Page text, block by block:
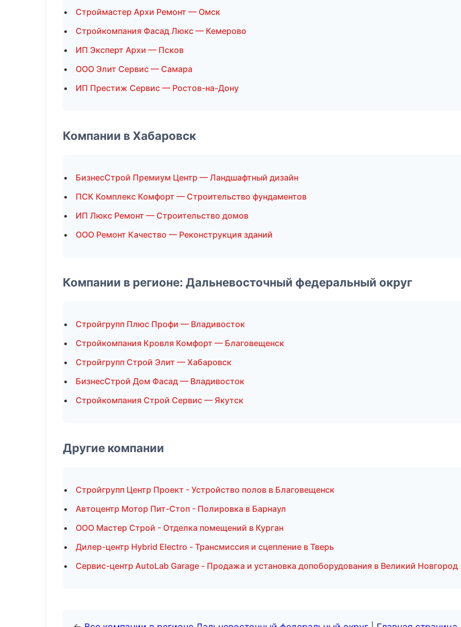
Строймастер Архи Ремонт — Омск
Стройкомпания Фасад Люкс — Кемерово
ИП Эксперт Архи — Псков
ООО Элит Сервис — Самара
ИП Престиж Сервис — Ростов-на-Дону
Компании в Хабаровск
БизнесСтрой Премиум Центр — Ландшафтный дизайн
ПСК Комплекс Комфорт — Строительство фундаментов
ИП Люкс Ремонт — Строительство домов
ООО Ремонт Качество — Реконструкция зданий
Компании в регионе: Дальневосточный федеральный округ
Стройгрупп Плюс Профи — Владивосток
Стройкомпания Кровля Комфорт — Благовещенск
Стройгрупп Строй Элит — Хабаровск
БизнесСтрой Дом Фасад — Владивосток
Стройкомпания Строй Сервис — Якутск
Другие компании
Стройгрупп Центр Проект - Устройство полов в Благовещенск
Автоцентр Мотор Пит-Стоп - Полировка в Барнаул
ООО Мастер Строй - Отделка помещений в Курган
Дилер-центр Hybrid Electro - Трансмиссия и сцепление в Тверь
Сервис-центр AutoLab Garage - Продажа и установка допоборудования в Великий Новгород